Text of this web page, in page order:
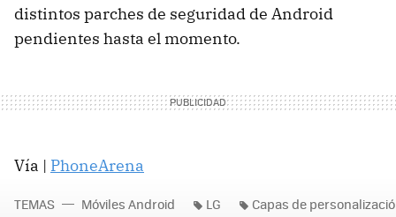
distintos parches de seguridad de Android
pendientes hasta el momento.
Vía | PhoneArena
TEMAS Móviles Android LG Capas de